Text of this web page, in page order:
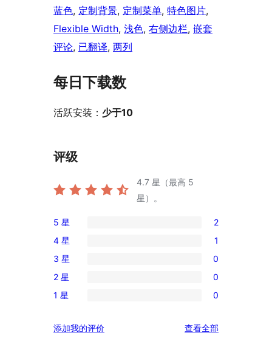
蓝色, 定制背景, 定制菜单, 特色图片
Flexible Width, 浅色, 右侧边栏, 嵌套
评论, 已翻译, 两列
每日下载数
活跃安装： 少于10
评级
4.7 星（最高 5
星）。
2
条
5
星
评
5 星 2
1
条
4
星
价
4 星 1
0
条
3
评
3 星 0
0
条
星
2 星 0
0
1
1 星 0
添加我的评价 查看全部评